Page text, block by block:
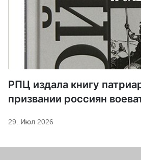
РПЦ издала книгу
призвании россиян
29. Июл 2026